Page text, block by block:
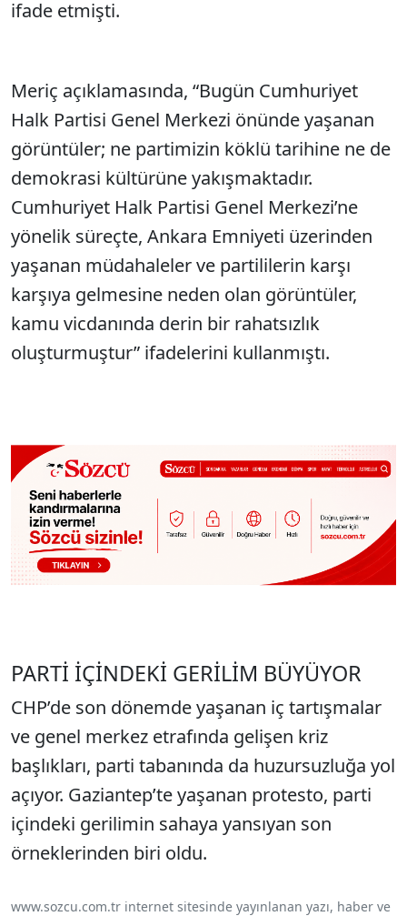
ifade etmişti.
Meriç açıklamasında, “Bugün Cumhuriyet
Halk Partisi Genel Merkezi önünde yaşanan
görüntüler; ne partimizin köklü tarihine ne de
demokrasi kültürüne yakışmaktadır.
Cumhuriyet Halk Partisi Genel Merkezi’ne
yönelik süreçte, Ankara Emniyeti üzerinden
yaşanan müdahaleler ve partililerin karşı
karşıya gelmesine neden olan görüntüler,
kamu vicdanında derin bir rahatsızlık
oluşturmuştur” ifadelerini kullanmıştı.
PARTİ İÇİNDEKİ GERİLİM BÜYÜYOR
CHP’de son dönemde yaşanan iç tartışmalar
ve genel merkez etrafında gelişen kriz
başlıkları, parti tabanında da huzursuzluğa yol
açıyor. Gaziantep’te yaşanan protesto, parti
içindeki gerilimin sahaya yansıyan son
örneklerinden biri oldu.
www.sozcu.com.tr internet sitesinde yayınlanan yazı, haber ve